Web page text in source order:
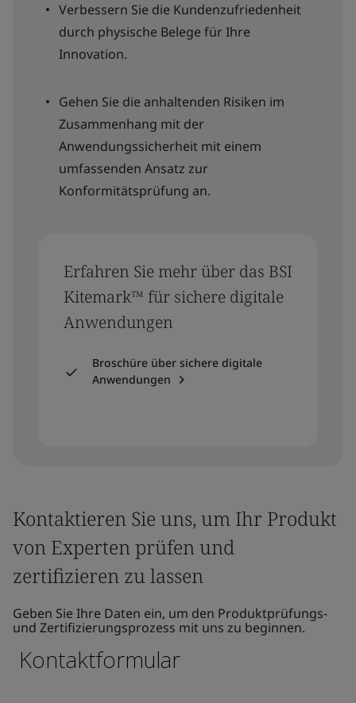
Verbessern Sie die Kundenzufriedenheit
durch physische Belege für Ihre
Innovation.
Gehen Sie die anhaltenden Risiken im
Zusammenhang mit der
Anwendungssicherheit mit einem
umfassenden Ansatz zur
Konformitätsprüfung an.
Erfahren Sie mehr über das BSI
Kitemark™ für sichere digitale
Anwendungen
Broschüre über sichere digitale
Anwendungen
Kontaktieren Sie uns, um Ihr Produkt
von Experten prüfen und
zertifizieren zu lassen
Geben Sie Ihre Daten ein, um den Produktprüfungs-
und Zertifizierungsprozess mit uns zu beginnen.